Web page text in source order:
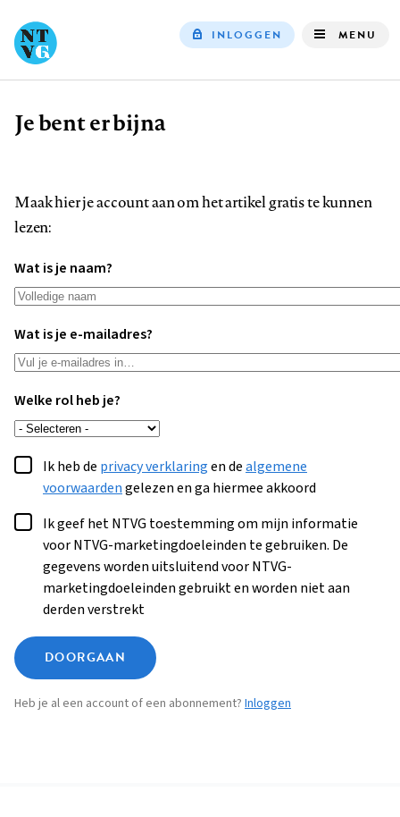
INLOGGEN MENU
Kruimelpad
Je bent er bijna
Maak hier je account aan om het artikel gratis te kunnen
lezen:
Wat is je naam?
Wat is je e-mailadres?
Welke rol heb je?
Ik heb de privacy verklaringen dealgemene
voorwaardengelezen en ga hiermee akkoord
Ik geef het NTVG toestemming om mijn informatie
voor NTVG-marketingdoeleinden te gebruiken. De
gegevens worden uitsluitend voor NTVG-
marketingdoeleinden gebruikt en worden niet aan
derden verstrekt
DOORGAAN
Heb je al een account of een abonnement? Inloggen